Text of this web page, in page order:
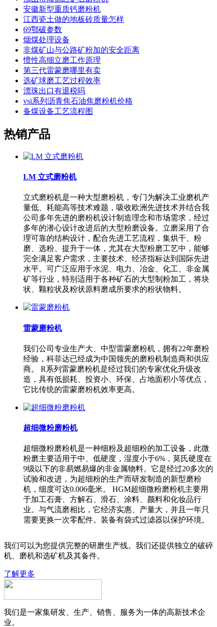
安徽新型重质钙磨粉机
江西瓷土做的地板砖质量怎样
69鄂破参数
烟煤处理设备
非煤矿山与公路矿粉加的安全距离
惯性高细立磨工作原理
第三代雷蒙磨哪里有卖
选矿球磨工艺过程效率
漂珠出口有退税吗
vsi系列沥青焦石油焦磨粉机价格
备煤设备工艺流程图
热销产品
LM 立式磨粉机
立式磨粉机是一种大型磨粉机，专门为解决工业磨机产
量低、耗能高等技术难题，吸收欧洲先进技术并结合我
公司多年先进的磨粉机设计制造理念和市场需求，经过
多年的潜心设计改进后的大型粉磨设备。立磨采用了合
理可靠的结构设计，配合先进工艺流程，集烘干、粉
磨、选粉、提升于一体，尤其在大型粉磨工艺中，能够
完全满足客户需求，主要技术、经济指标达到国际先进
水平。可广泛应用于水泥、电力、冶金、化工、非金属
矿等行业，特别适用于各种矿石的大型制粉加工，将块
状、颗粒状及粉状原料磨成所要求的粉状物料。
雷蒙磨粉机
我们公司专业生产大、中型雷蒙磨粉机，拥有22年磨粉
经验，科菲达已经成为中国领先的磨粉机制造商和供应
商。 R系列雷蒙磨粉机是经过我们的专家优化升级改
造，具有低损耗、投资小、环保、占地面积小等优点，
它比传统的雷蒙磨粉机效率更高。
超细微粉磨粉机
超细微粉磨粉机是一种细粉及超细粉的加工设备，此微
粉磨主要适用于中、低硬度，湿度小于6%，莫氏硬度在
9级以下的非易燃易爆的非金属物料。它是经过20多次的
试验和改进，为超细粉的生产而研发制造的新型磨粉
机，细度可达0.006毫米。 HGM超细微粉磨粉机主要用
于加工石膏、方解石、滑石、涂料、颜料和化妆品行
业。与气流磨相比，它经济实惠、产量大，并且一年只
需要更换一次零配件。装备有袋式过滤器以保护环境。
我们可以为您提供完整的研磨生产线。我们还提供独立的破碎
机、磨机和选矿机及其备件。
了解更多
我们是一家集研发、生产、销售、服务为一体的高新技术企
业。